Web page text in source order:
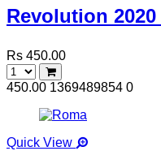
Revolution
Rs 450.00
450.00 1369489854 0
Quick View